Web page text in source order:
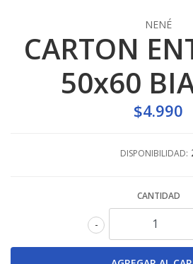
NENÉ
CARTON
50x60
$4.990
DISPONIBILIDAD:
CANTIDAD
-